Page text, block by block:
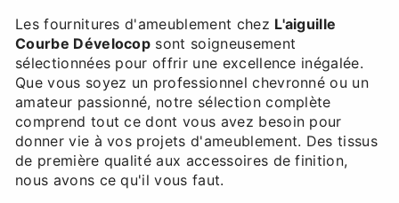
Les fournitures d'ameublement chez L'aiguille
Courbe Dévelocop sont soigneusement
sélectionnées pour offrir une excellence inégalée.
Que vous soyez un professionnel chevronné ou un
amateur passionné, notre sélection complète
comprend tout ce dont vous avez besoin pour
donner vie à vos projets d'ameublement. Des tissus
de première qualité aux accessoires de finition,
nous avons ce qu'il vous faut.